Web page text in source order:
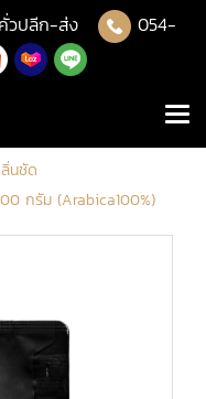
คั่วปลีก-ส่ง
054-
นชัด
กรัม (Arabica100%)